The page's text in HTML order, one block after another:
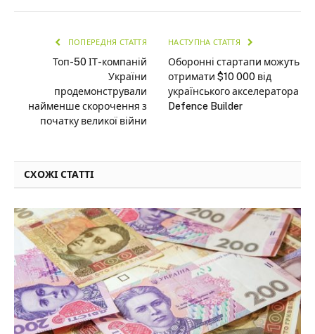
ПОПЕРЕДНЯ СТАТТЯ
Топ-50 ІТ-компаній
України
продемонстрували
найменше скорочення з
початку великої війни
НАСТУПНА СТАТТЯ
Оборонні стартапи можуть
отримати $10 000 від
українського акселератора
Defence Builder
СХОЖІ СТАТТІ